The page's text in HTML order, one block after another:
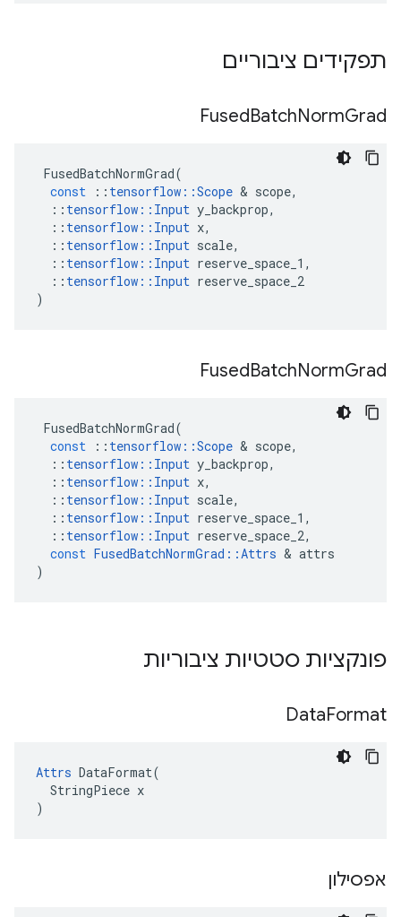
תפקידים ציבוריים
FusedBatchNormGrad
FusedBatchNormGrad(
const
:: tensorflow ::Scope & scope,
:: tensorflow :: Input y_backprop,
:: tensorflow :: Input x,
:: tensorflow :: Input scale,
:: tensorflow :: Input reserve_space_1 ,
:: tensorflow :: Input reserve_space_2
)
FusedBatchNormGrad
FusedBatchNormGrad(
const
:: tensorflow ::Scope & scope,
:: tensorflow :: Input y_backprop,
:: tensorflow :: Input x,
:: tensorflow :: Input scale,
:: tensorflow :: Input reserve_space_1 ,
:: tensorflow :: Input reserve_space_2,
const FusedBatchNormGrad ::Attrs & attrs
)
פונקציות סטטיות ציבוריות
DataFormat
Attrs DataFormat(
  StringPiece x
)
אפסילון